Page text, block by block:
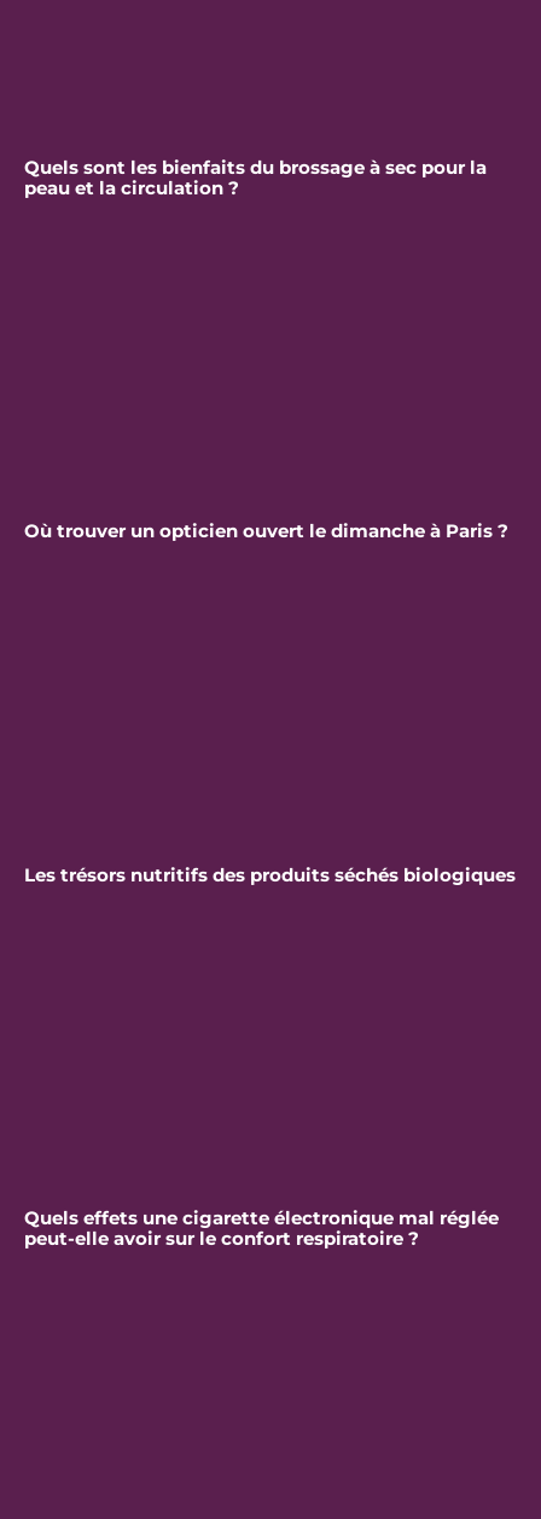
Quels sont les bienfaits du brossage à sec pour la
peau et la circulation ?
Où trouver un opticien ouvert le dimanche à Paris ?
Les trésors nutritifs des produits séchés biologiques
Quels effets une cigarette électronique mal réglée
peut-elle avoir sur le confort respiratoire ?